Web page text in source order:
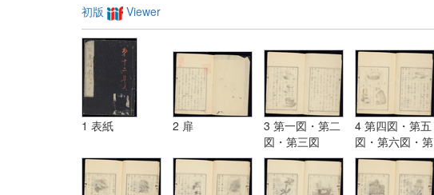
初版 Viewer
1 表紙 2 扉
3 第一図・第二
図・第三図
4 第四図・第五
図・第六図・第
七図